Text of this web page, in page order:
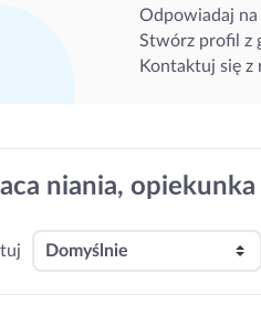
Odpowiadaj na
Stwórz profil z
Kontaktuj się z
niania,